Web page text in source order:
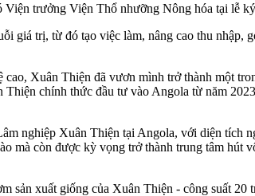
trưởng Viện Thổ nhưỡng Nông hóa tại lễ
giá trị, từ đó tạo việc làm, nâng cao thu nhập,
Xuân Thiện đã vươn mình trở thành một
chính thức đầu tư vào Angola từ năm
nghiệp Xuân Thiện tại Angola, với diện tích
mà còn được kỳ vọng trở thành trung tâm hút